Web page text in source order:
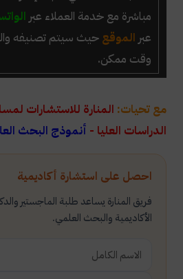
احصل على استشارة أكاديمية
فريق المنارة يساعد طلبة الماجستير
الأكاديمية والبحث العلمي.
مباشرة مع خدمة العملاء عبر
عبر الموقع حيث سيتم تصنيفه
وقت ممكن.
مع تحيات: المنارة للاستشارات
الدراسات العليا - أنموذج البحث